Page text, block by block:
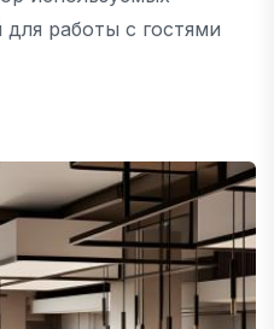
работы с гостями